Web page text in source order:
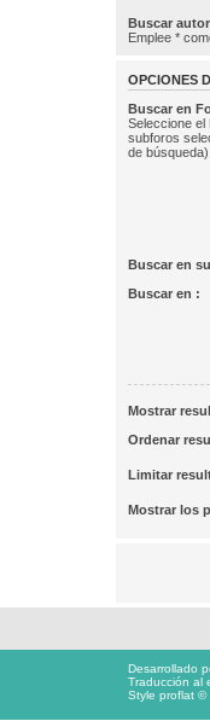
Buscar
Emplee *
OPCIONES
Buscar en
Seleccione el
subforos
de búsqueda).
Buscar en
Buscar en :
Mostrar
Ordenar
Limitar
Mostrar los
Desarrollado
Traducción al
Style proflat ©